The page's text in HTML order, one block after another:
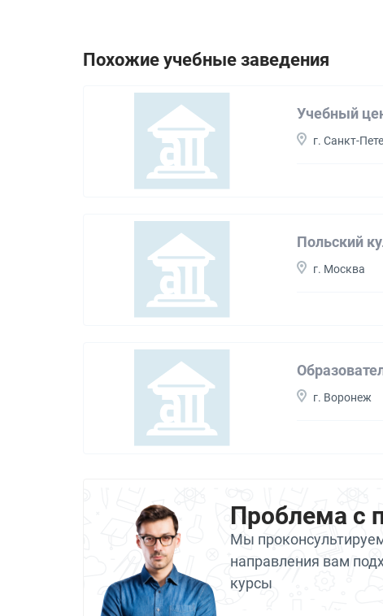
Похожие учебные заведения
Учебный
г. Санкт-
Польский
г. Москва
г. Воронеж
Проблема с
Мы
направления вам
курсы